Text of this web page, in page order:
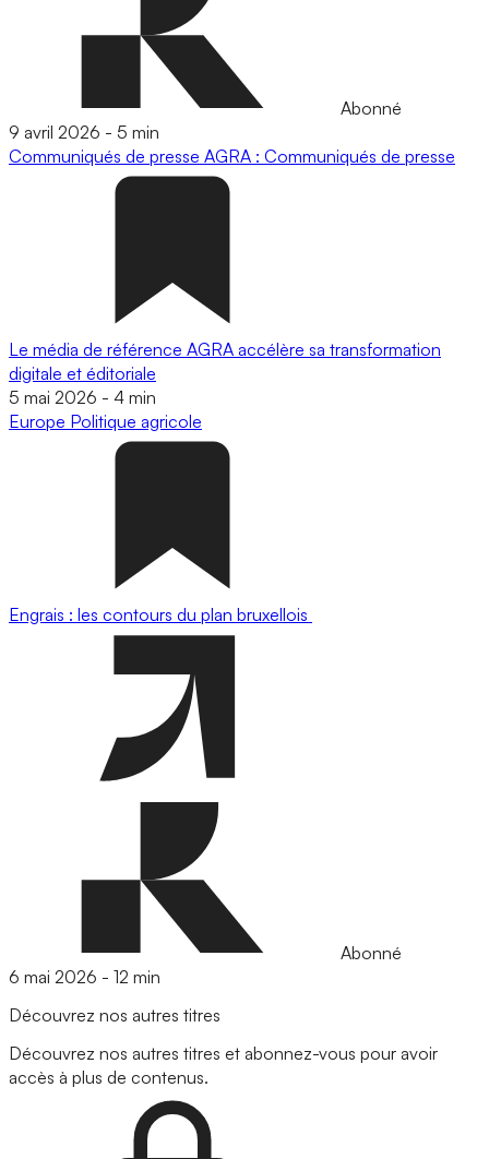
Abonné
9 avril 2026 - 5 min
Communiqués de presse AGRA : Communiqués de presse
Le média de référence AGRA accélère sa transformation
digitale et éditoriale
5 mai 2026 - 4 min
Europe Politique agricole
Engrais : les contours du plan bruxellois
Abonné
6 mai 2026 - 12 min
Découvrez nos autres titres
Découvrez nos autres titres et abonnez-vous pour avoir
accès à plus de contenus.